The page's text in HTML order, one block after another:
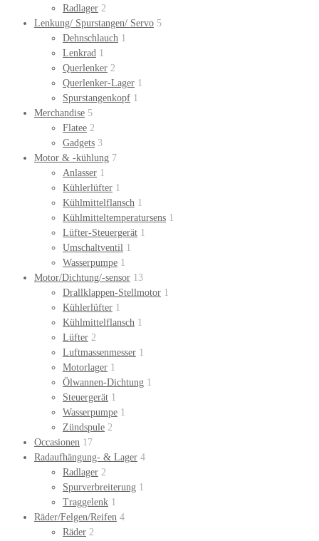
Radlager 2
Lenkung/ Spurstangen/ Servo 5
Dehnschlauch 1
Lenkrad 1
Querlenker 2
Querlenker-Lager 1
Spurstangenkopf 1
Merchandise 5
Flatee 2
Gadgets 3
Motor & -kühlung 7
Anlasser 1
Kühlerlüfter 1
Kühlmittelflansch 1
Kühlmitteltemperatursens 1
Lüfter-Steuergerät 1
Umschaltventil 1
Wasserpumpe 1
Motor/Dichtung/-sensor 13
Drallklappen-Stellmotor 1
Kühlerlüfter 1
Kühlmittelflansch 1
Lüfter 2
Luftmassenmesser 1
Motorlager 1
Ölwannen-Dichtung 1
Steuergerät 1
Wasserpumpe 1
Zündspule 2
Occasionen 17
Radaufhängung- & Lager 4
Radlager 2
Spurverbreiterung 1
Traggelenk 1
Räder/Felgen/Reifen 4
Räder 2